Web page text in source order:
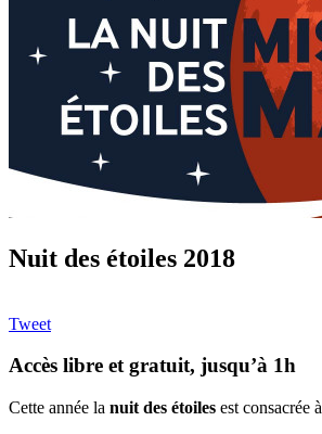
Nuit des étoiles 2018
Tweet
Accès libre et gratuit, jusqu’à 1h
Cette année la nuit des étoiles est consacrée à